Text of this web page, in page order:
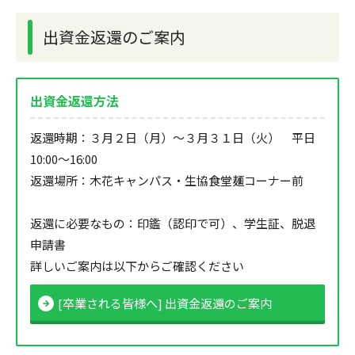
出資金返還のご案内
出資金返還方法
返還時期：３月２日（月）～３月３１日（火） 平日
10:00～16:00
返還場所：木花キャンパス・生協食堂麺コーナー前
返還に必要なもの：印鑑（認印で可）、学生証、脱退
申請書
詳しいご案内は以下からご確認ください
[卒業される皆様へ] 出資金返還のご案内